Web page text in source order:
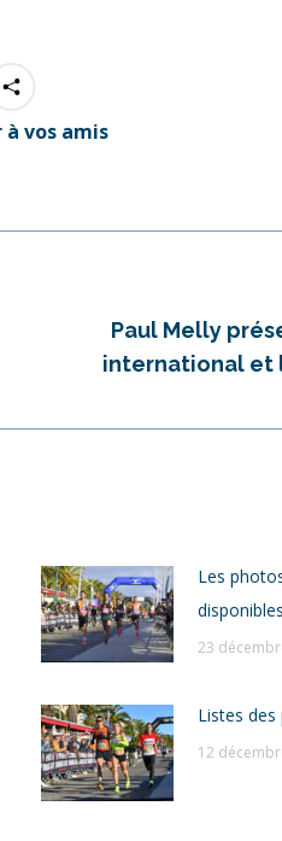
vos amis
Paul Melly
international et
Les
disponibles
23
Listes
12